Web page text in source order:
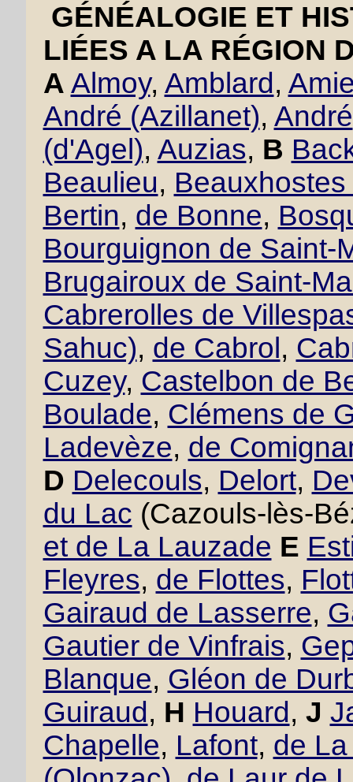
GÉNÉALOGIE ET
LIÉES A LA RÉGION
A Almoy, Amblard ,
André (Azillanet), André
(d'Agel), Auzias, B
Beaulieu,
Bertin, de Bonne,
Bourguignon de Saint-
Brugairoux de Saint-
Cabrerolles de
Sahuc), de Cabrol ,
Cuzey, Castelbon de
Boulade, Clémens de
Ladevèze, de
D Delecouls, Delort,
du Lac (Cazouls-lès-
et de La Lauzade E
Fleyres, de Flottes,
Gairaud de Lasserre,
Gautier de Vinfrais,
Blanque, Gléon de
Guiraud , H Houard , J
Chapelle, Lafont, de